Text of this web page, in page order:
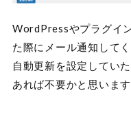
WordPressやプラグイ
た際にメール通知して
自動更新を設定してい
あれば不要かと思います